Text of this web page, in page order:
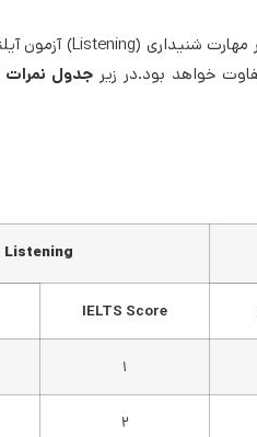
جدول نمرات
Listening
IELTS Score
۱
۲